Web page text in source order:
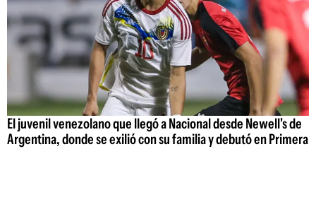
El juvenil venezolano que llegó a Nacional desde Newell's de
Argentina, donde se exilió con su familia y debutó en Primera